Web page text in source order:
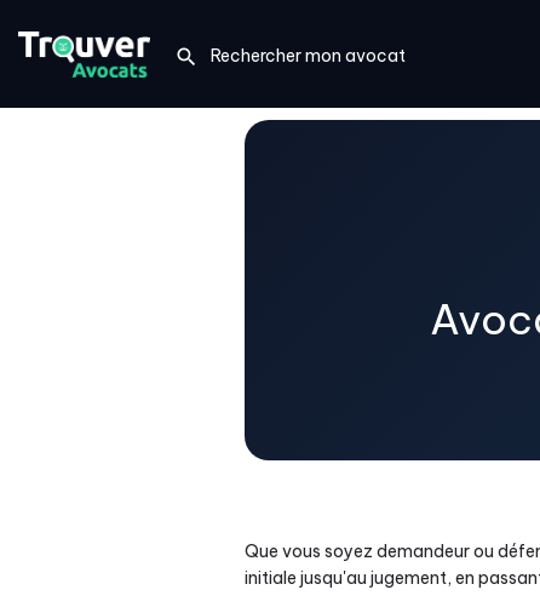
Que vous soyez demandeur ou
initiale jusqu'au jugement, en